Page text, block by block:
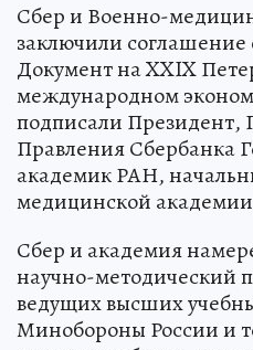
Сбер и Военно-
заключили соглашение
Документ на XXIX
международном
подписали Президент,
Правления Сбербанка
академик РАН,
медицинской
Сбер и академия
научно-методический
ведущих высших
Минобороны России и